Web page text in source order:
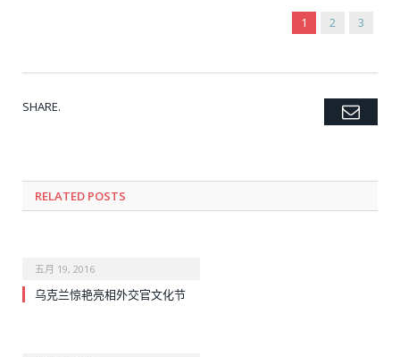
1 2 3
SHARE. Twitter
Facebook
Google+
Pinterest
LinkedIn
Tumblr
RELATED POSTS
五月 19, 2016
乌克兰惊艳亮相外交官文化节